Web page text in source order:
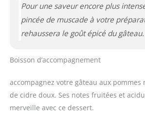
Pour une saveur encore plus
pincée de muscade à votre
rehaussera le goût épicé du gâteau.
Boisson d’accompagnement
accompagnez votre gâteau aux pommes
de cidre doux. Ses notes fruitées et
merveille avec ce dessert.